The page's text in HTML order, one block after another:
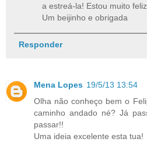
a estreá-la! Estou muito
Um beijinho e obrigada
Responder
Mena Lopes 19/5/13 13:54
Olha não conheço bem o
caminho andado né? Já
passar!!
Uma ideia excelente esta tua!